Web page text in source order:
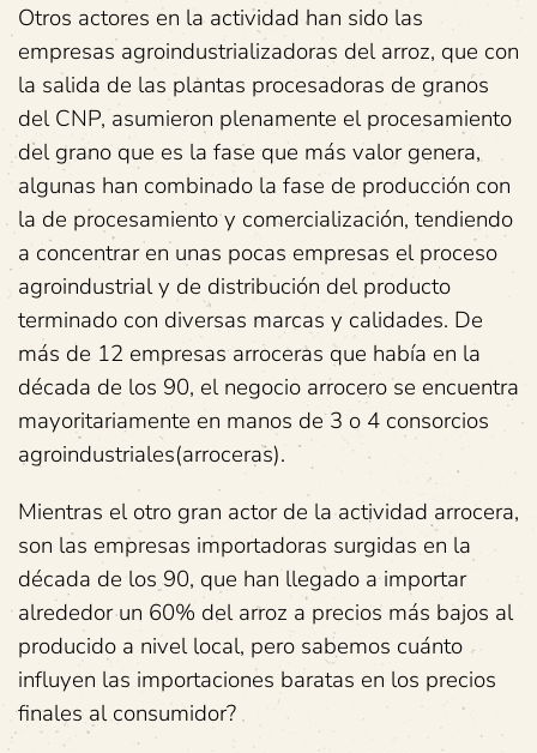
Otros actores en la actividad han sido las
empresas agroindustrializadoras del arroz, que con
la salida de las plantas procesadoras de granos
del CNP, asumieron plenamente el procesamiento
del grano que es la fase que más valor genera,
algunas han combinado la fase de producción con
la de procesamiento y comercialización, tendiendo
a concentrar en unas pocas empresas el proceso
agroindustrial y de distribución del producto
terminado con diversas marcas y calidades. De
más de 12 empresas arroceras que había en la
década de los 90, el negocio arrocero se encuentra
mayoritariamente en manos de 3 o 4 consorcios
agroindustriales(arroceras).
Mientras el otro gran actor de la actividad arrocera,
son las empresas importadoras surgidas en la
década de los 90, que han llegado a importar
alrededor un 60% del arroz a precios más bajos al
producido a nivel local, pero sabemos cuánto
influyen las importaciones baratas en los precios
finales al consumidor?